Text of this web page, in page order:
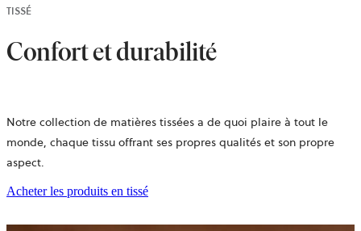
TISSÉ
Confort et durabilité
Notre collection de matières tissées a de quoi plaire à tout le
monde, chaque tissu offrant ses propres qualités et son propre
aspect.
Acheter les produits en tissé